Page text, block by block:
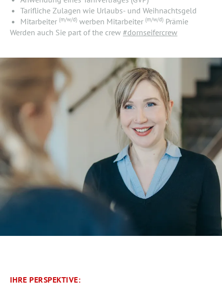
Tarifliche Zulagen wie Urlaubs- und Weihnachtsgeld
Mitarbeiter (m/w/d)werben Mitarbeiter (m/w/d)Prämie
Werden auch Sie part of the crew #dornseifercrew
IHRE PERSPEKTIVE: